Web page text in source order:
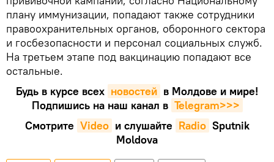
плану иммунизации, попадают также сотрудники
правоохранительных органов, оборонного сектора
и госбезопасности и персонал социальных служб.
На третьем этапе под вакцинацию попадают все
остальные.
Будь в курсе всех новостей в Молдове и мире!
Подпишись на наш канал в Telegram>>>
Смотрите Video и слушайте Radio Sputnik
Moldova